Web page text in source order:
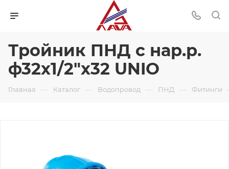
Тройник ПНД с нар.р.
ф32х1/2"х32 UNIO
Главная — Каталог — Водопровод — ПНД — Фитинги